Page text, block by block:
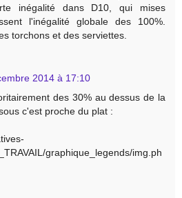
inégalité dans D10, qui mises
l'inégalité globale des 100%.
torchons et des serviettes.
2014 à 17:10
des 30% au dessus de la
c'est proche du plat :
graphique_legends/img.ph